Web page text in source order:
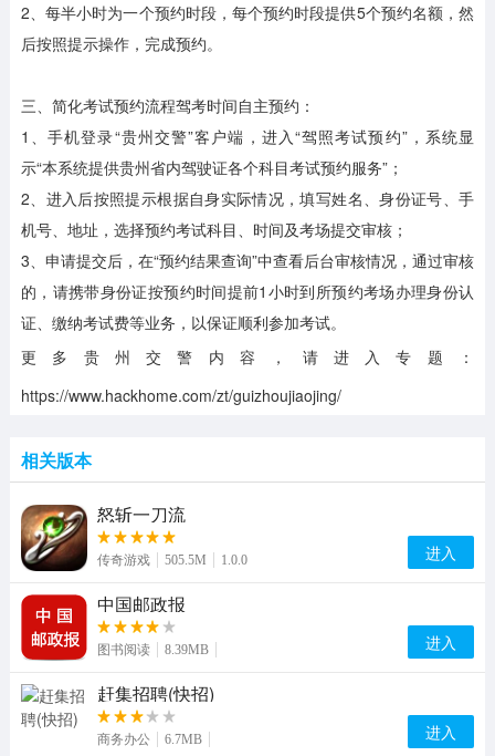
2、每半小时为一个预约时段，每个预约时段提供5个预约名额，然
后按照提示操作，完成预约。
三、简化考试预约流程驾考时间自主预约：
1、手机登录“贵州交警”客户端，进入“驾照考试预约”，系统显
示“本系统提供贵州省内驾驶证各个科目考试预约服务”；
2、进入后按照提示根据自身实际情况，填写姓名、身份证号、手
机号、地址，选择预约考试科目、时间及考场提交审核；
3、申请提交后，在“预约结果查询”中查看后台审核情况，通过审核
的，请携带身份证按预约时间提前1小时到所预约考场办理身份认
证、缴纳考试费等业务，以保证顺利参加考试。
更多贵州交警内容，请进入专题：
https://www.hackhome.com/zt/guizhoujiaojing/
相关版本
怒斩一刀流
传奇游戏 505.5M 1.0.0 进入
中国邮政报
图书阅读 8.39MB 进入
赶集招聘(快招)
商务办公 6.7MB 进入